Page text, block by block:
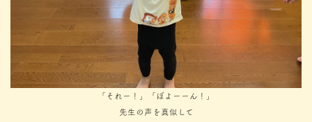
「それー！」「ぼよーーん！」
先生の声を真似して